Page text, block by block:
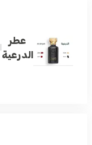
عطر
الدرعية